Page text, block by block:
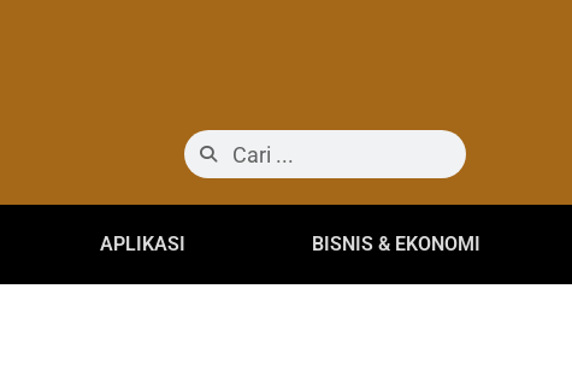
APLIKASI BISNIS & EKONOMI